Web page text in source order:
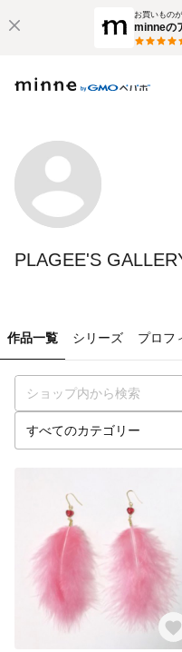
お買いもの
minneの
PLAGEE'S
作品一覧 シリーズ プロフ